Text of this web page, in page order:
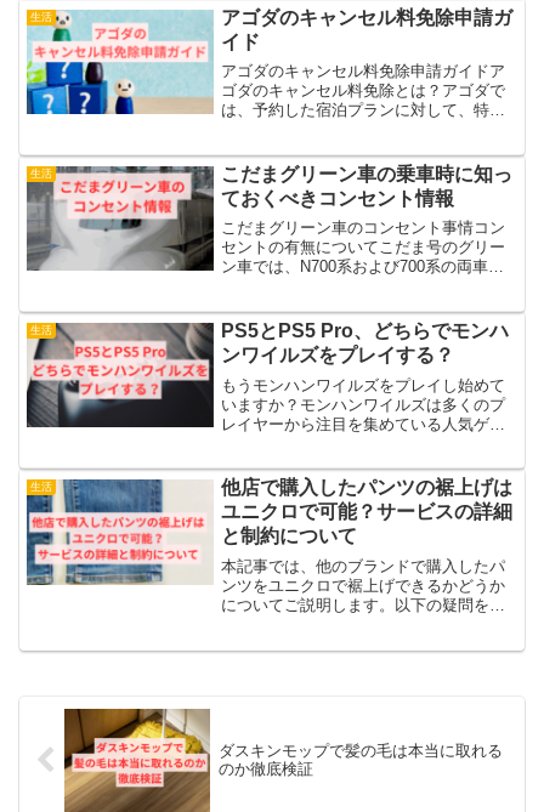
スマホで注文するくら寿司のメリットく
ら寿司のスマホ注文シス...
生活
アゴダのキャンセル料免除申請ガ
イド
アゴダのキャンセル料免除申請ガイドア
ゴダのキャンセル料免除とは？アゴダで
は、予約した宿泊プランに対して、特定
この制度は、急なトラブルや予期せぬ出
来事により旅行や宿泊が難...
生活
こだまグリーン車の乗車時に知っ
ておくべきコンセント情報
こだまグリーン車のコンセント事情コン
セントの有無についてこだま号のグリー
ン車では、N700系および700系の両車両
席にコンセントが標準装備されているた
め、移動中の充...
生活
PS5とPS5 Pro、どちらでモンハ
ンワイルズをプレイする？
もうモンハンワイルズをプレイし始めて
いますか？モンハンワイルズは多くのプ
レイヤーから注目を集めている人気ゲー
実は、PS5 Proはより高い処理能力を持
っており...
生活
他店で購入したパンツの裾上げは
ユニクロで可能？サービスの詳細
と制約について
本記事では、他のブランドで購入したパ
ンツをユニクロで裾上げできるかどうか
についてご説明します。以下の疑問をお
ダスキンモップで髪の毛は本当に取れる
のか徹底検証